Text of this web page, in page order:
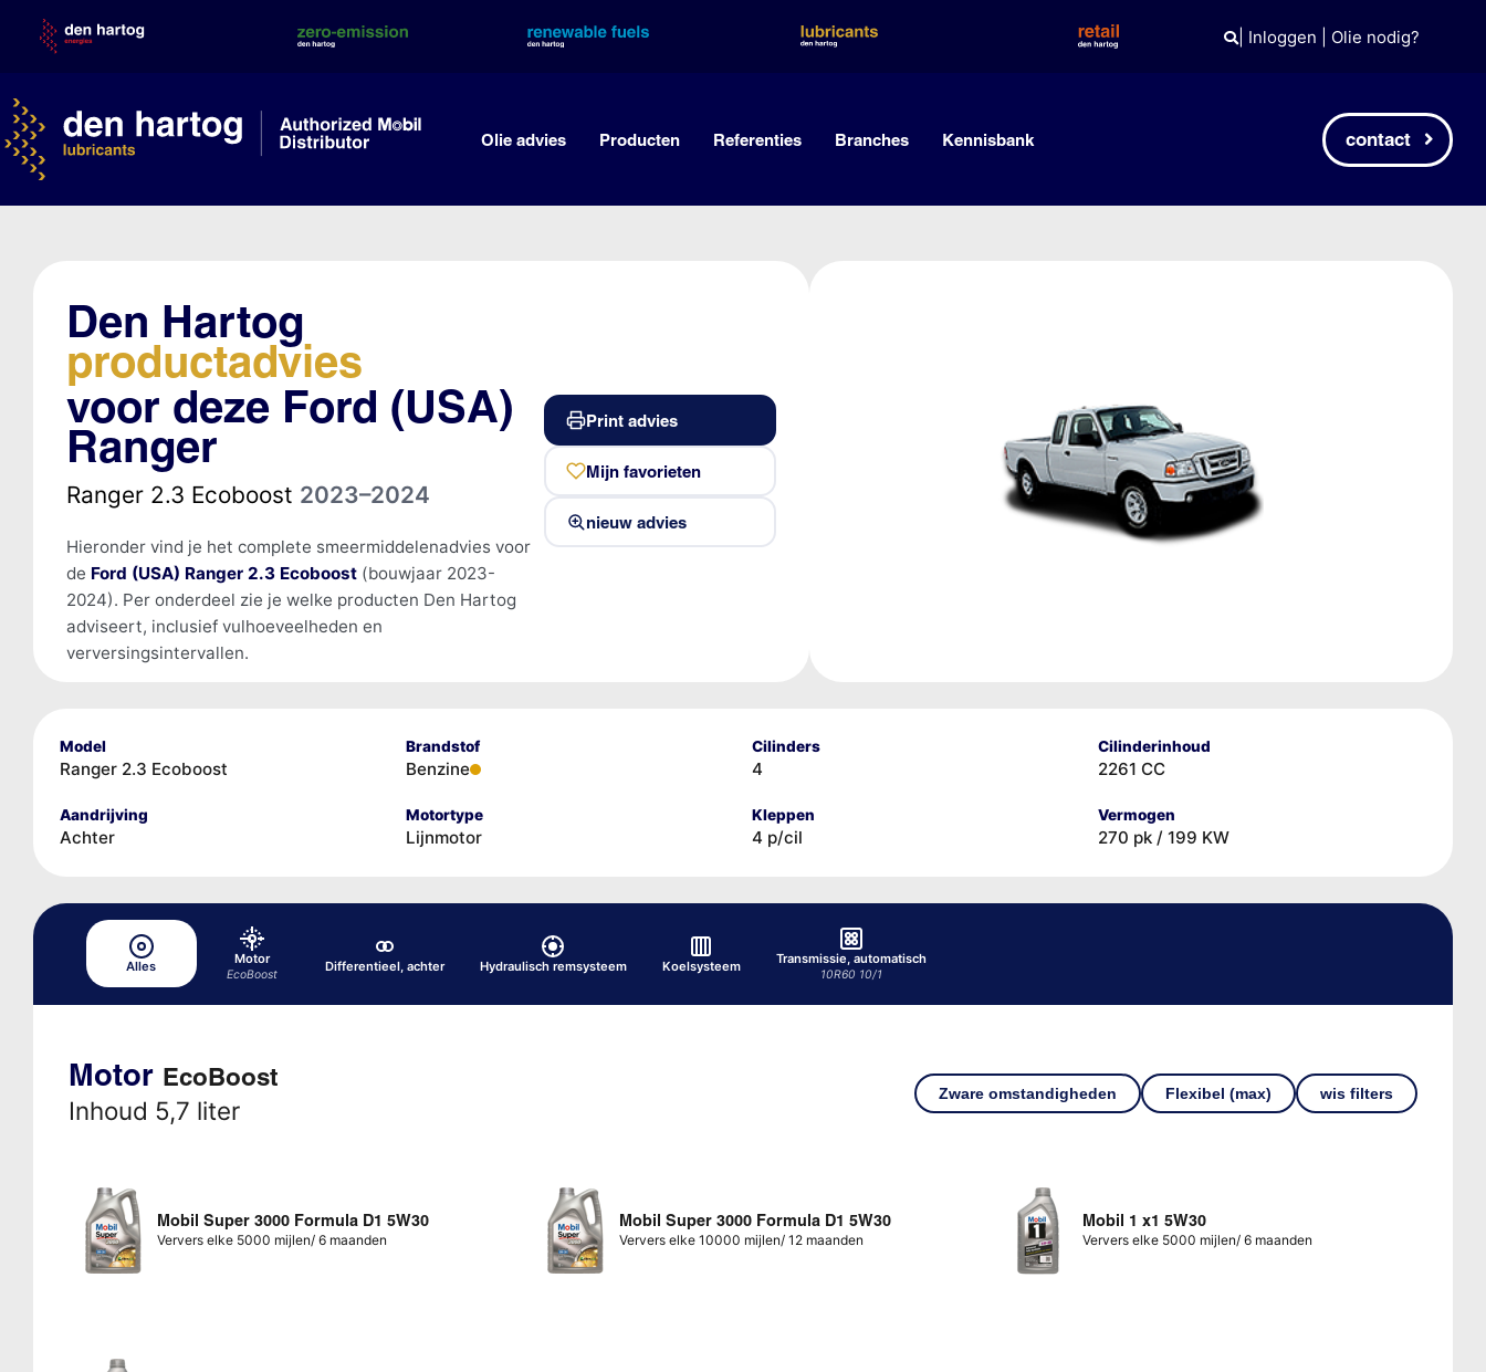
content
| Inloggen Olie nodig?
Olie advies Producten Referenties Branches Kennisbank contact
Den Hartog
productadvies
voor deze Ford (USA)
Ranger
Ranger 2.3 Ecoboost 2023–2024
Hieronder vind je het complete smeermiddelenadvies voor
de Ford (USA) Ranger 2.3 Ecoboost(bouwjaar 2023-
2024). Per onderdeel zie je welke producten Den Hartog
adviseert, inclusief vulhoeveelheden en
verversingsintervallen.
Print advies
Mijn favorieten
nieuw advies
Model
Ranger 2.3 Ecoboost
Brandstof
Benzine
Cilinders
4
Cilinderinhoud
2261 CC
Aandrijving
Achter
Motortype
Lijnmotor
Kleppen
4 p/cil
Vermogen
270 pk / 199 KW
Alles
Motor
EcoBoost Differentieel, achter Hydraulisch remsysteem Koelsysteem
Transmissie, automatisch
10R60 10/1
Motor EcoBoost
Inhoud 5,7 liter
Zware omstandigheden Flexibel (max) wis filters
Mobil Super 3000 Formula D1 5W30
Ververs elke 5000 mijlen/ 6 maanden
Mobil Super 3000 Formula D1 5W30
Ververs elke 10000 mijlen/ 12 maanden
Mobil 1 x1 5W30
Ververs elke 5000 mijlen/ 6 maanden